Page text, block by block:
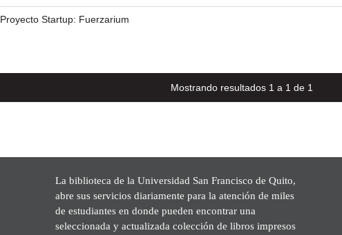
Proyecto Startup: Fuerzarium
Mostrando resultados 1 a 1 de 1
La biblioteca de la Universidad San Francisco de Quito,
abre sus servicios diariamente para la atención de miles
de estudiantes en donde pueden encontrar una
seleccionada y actualizada colección de libros impresos